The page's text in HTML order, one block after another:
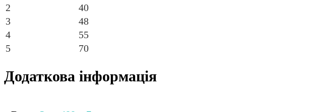
2
40
3
48
4
55
5
70
Додаткова інформація